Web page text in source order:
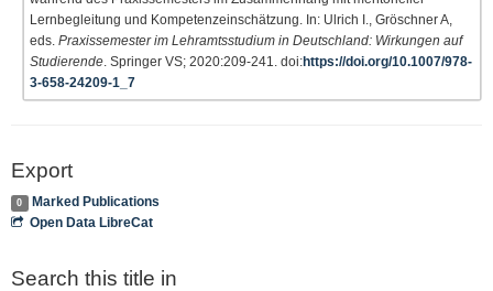
Lernbegleitung und Kompetenzeinschätzung. In: Ulrich I., Gröschner A,
eds. Praxissemester im Lehramtsstudium in Deutschland: Wirkungen auf
Studierende . Springer VS; 2020:209-241. doi:https://doi.org/10.1007/978-
3-658-24209-1_7
Export
0
Marked Publications
Open Data LibreCat
Search this title in